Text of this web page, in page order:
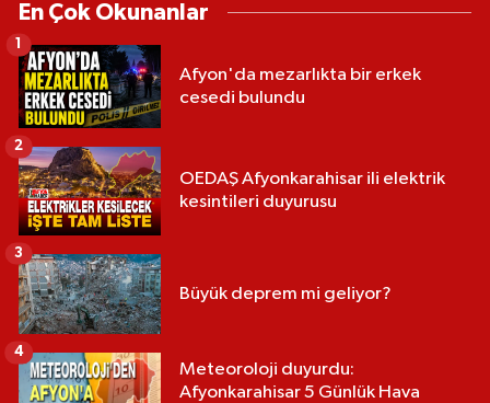
En Çok Okunanlar
Afyon'da mezarlıkta bir erkek
cesedi bulundu
1
OEDAŞ Afyonkarahisar ili elektrik
kesintileri duyurusu
2
Büyük deprem mi geliyor?
3
Meteoroloji duyurdu:
Afyonkarahisar 5 Günlük Hava
4